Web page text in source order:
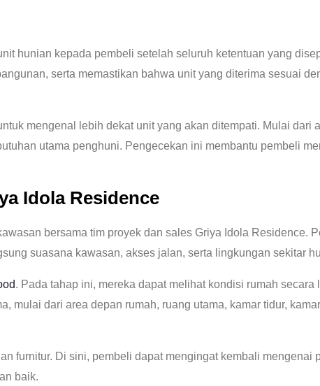
hunian kepada pembeli setelah seluruh ketentuan yang
serta memastikan bahwa unit yang diterima sesuai
mengenal lebih dekat unit yang akan ditempati. Mulai dari
utama penghuni. Pengecekan ini membantu pembeli
Idola Residence
bersama tim proyek dan sales Griya Idola Residence.
suasana kawasan, akses jalan, serta lingkungan sekitar
. Pada tahap ini, mereka dapat melihat kondisi rumah secara
mulai dari area depan rumah, ruang utama, kamar tidur,
furnitur. Di sini, pembeli dapat mengingat kembali mengenai
baik.